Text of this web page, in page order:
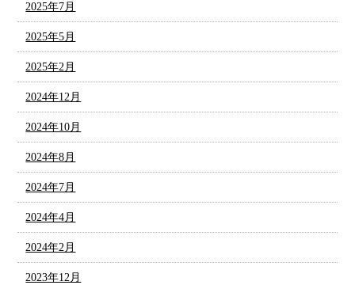
2025年7月
2025年5月
2025年2月
2024年12月
2024年10月
2024年8月
2024年7月
2024年4月
2024年2月
2023年12月